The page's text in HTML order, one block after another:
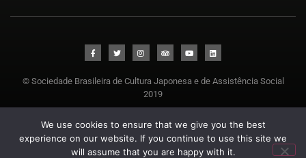
© Sociedade Brasileira de Cultura Japonesa e de Assistência Social
2019
We use cookies to ensure that we give you the best
experience on our website. If you continue to use this site we
will assume that you are happy with it.